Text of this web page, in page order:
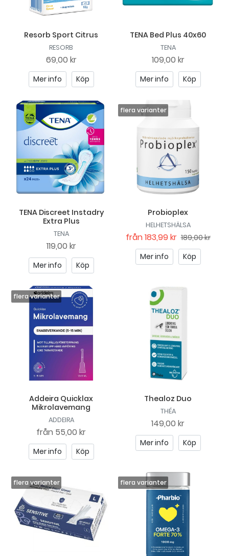
Resorb Sport Citrus
RESORB
69,00 kr
Mer info Köp
TENA Bed Plus 40x60
TENA
109,00 kr
Mer info Köp
TENA Discreet Instadry
Extra Plus
TENA
119,00 kr
Mer info Köp
Probioplex
HELHETSHÄLSA
från183,99 kr 189,00 kr
Mer info
Köp
Addeira Quicklax
Mikrolavemang
ADDEIRA
från 55,00 kr
Mer info Köp
Thealoz Duo
THÉA
149,00 kr
Mer info Köp